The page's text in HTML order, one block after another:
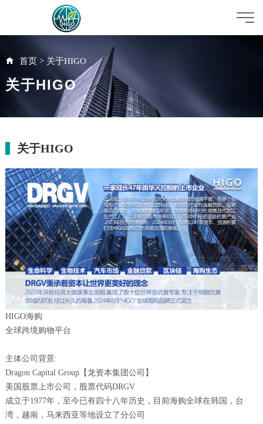
首页> 关于HIGO
关于HIGO
关于HIGO
HIGO海购
全球跨境购物平台
主体公司背景:
Dragon Capital Group【龙资本集团公司】
美国股票上市公司，股票代码DRGV
成立于1977年，至今已有四十八年历史，目前海购全球在韩国，台
湾，越南，马来西亚等地设立了分公司